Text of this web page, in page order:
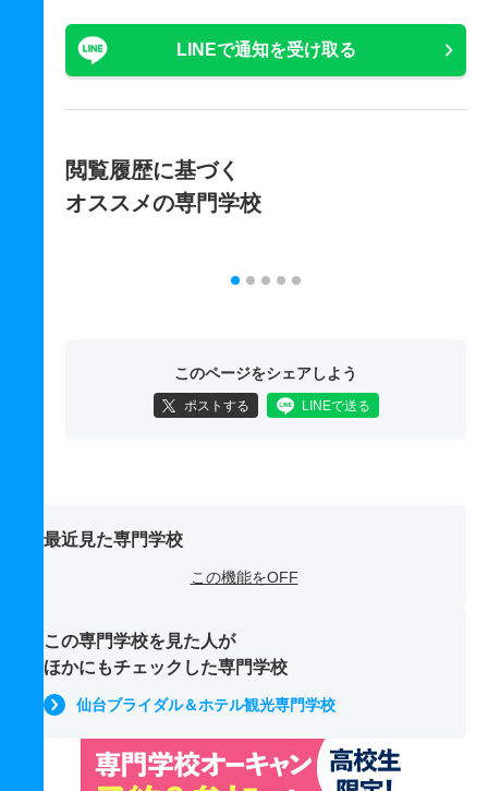
LINEで通知を受け取る
閲覧履歴に基づく
オススメの専門学校
このページをシェアしよう
ポストする LINEで送る
最近見た専門学校
この機能をOFF
この専門学校を見た人が
ほかにもチェックした専門学校
仙台ブライダル＆ホテル観光専門学校